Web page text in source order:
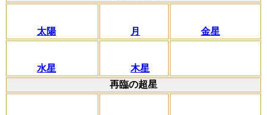
太陽 月 金星
水星
木星
再臨の超星